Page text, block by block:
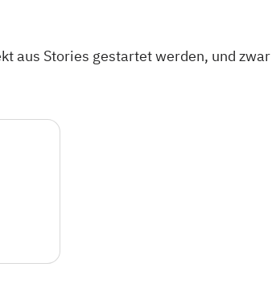
aus Stories gestartet werden, und zwar